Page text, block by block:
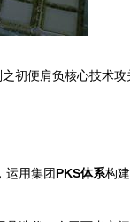
初便肩负核心技术
运用集团PKS体系构